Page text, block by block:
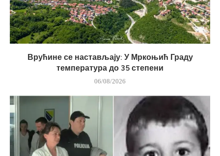
Врућине се настављају: У Мркоњић Граду
температура до 35 степени
06/08/2026